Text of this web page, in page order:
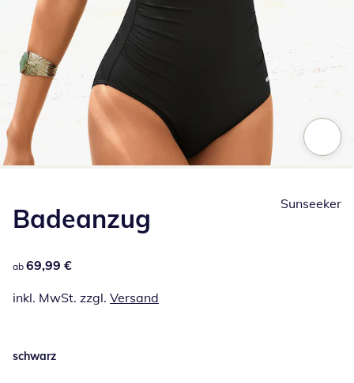
Badeanzug
69,99 €
ab 69,99 €
inkl. MwSt. zzgl. Versand
Sunseeker
schwarz